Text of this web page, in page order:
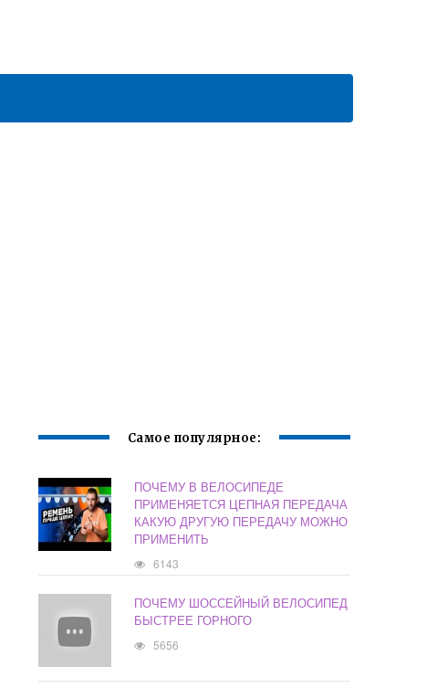
Самое популярное:
ПОЧЕМУ В ВЕЛОСИПЕДЕ
ПРИМЕНЯЕТСЯ ЦЕПНАЯ ПЕРЕДАЧА
КАКУЮ ДРУГУЮ ПЕРЕДАЧУ МОЖНО
ПРИМЕНИТЬ
6143
ПОЧЕМУ ШОССЕЙНЫЙ ВЕЛОСИПЕД
БЫСТРЕЕ ГОРНОГО
5656